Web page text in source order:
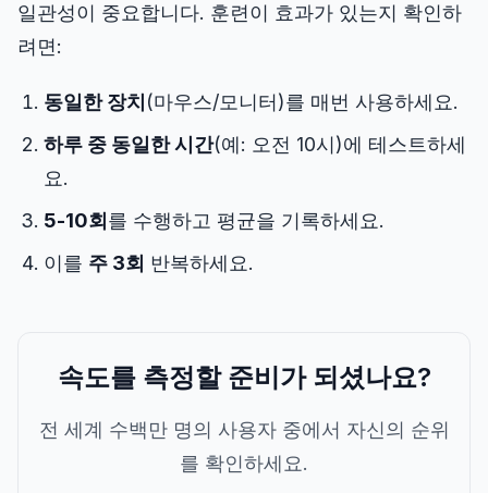
일관성이 중요합니다. 훈련이 효과가 있는지 확인하
려면:
동일한 장치 (마우스/모니터)를 매번 사용하세요.
하루 중 동일한 시간(예: 오전 10시)에 테스트하세
요.
5-10회 를 수행하고 평균을 기록하세요.
이를 주 3회 반복하세요.
속도를 측정할 준비가 되셨나요?
전 세계 수백만 명의 사용자 중에서 자신의 순위
를 확인하세요.